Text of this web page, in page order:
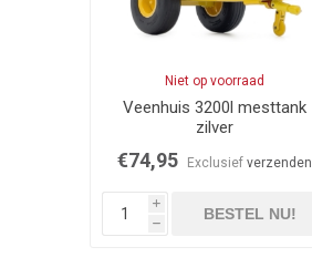
Niet op voorraad
Veenhuis 3200l mesttank
zilver
€74,95 Exclusiefverzenden
i
h
BESTEL NU!